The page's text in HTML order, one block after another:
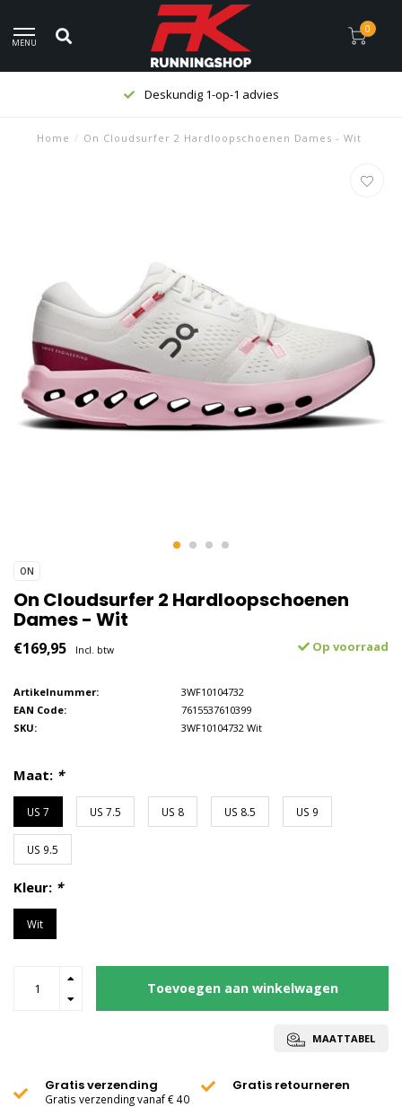
MENU
0
Deskundig 1-op-1 advies
Home / On Cloudsurfer 2 Hardloopschoenen Dames - Wit
ON
On Cloudsurfer 2 Hardloopschoenen
Dames - Wit
€169,95 Incl. btw Op voorraad
Artikelnummer:
3WF10104732
EAN Code:
7615537610399
SKU:
3WF10104732 Wit
Maat: *
US 7 US 7.5 US 8 US 8.5 US 9
US 9.5
Kleur: *
Wit
Toevoegen aan winkelwagen
MAATTABEL
Gratis verzending
Gratis verzending vanaf € 40
Gratis retourneren